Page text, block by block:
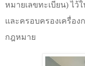
หมายเลขทะเบียน) ไ
และครอบครองเครื่อ
กฎหมาย